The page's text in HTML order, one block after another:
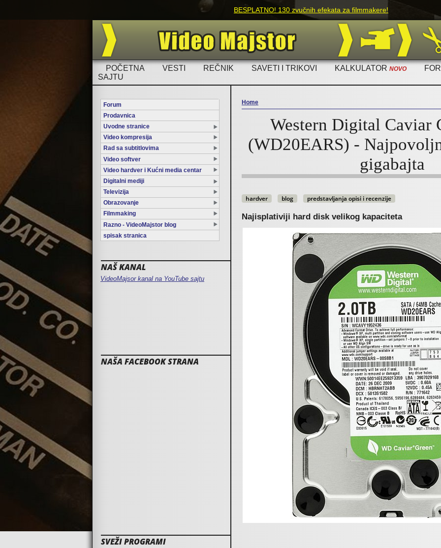
BESPLATNO! 130 zvučnih efekata za filmmakere!
POČETNA VESTI REČNIK SAVETI I TRIKOVI KALKULATOR NOVO
SAJTU
Forum
Prodavnica
Uvodne stranice
Video kompresija
Rad sa subtitlovima
Video softver
Video hardver i Kućni media centar
Digitalni mediji
Televizija
Obrazovanje
Filmmaking
Razno - VideoMajstor blog
spisak stranica
NAŠ KANAL
VideoMajsor kanal na YouTube sajtu
NAŠA FACEBOOK STRANA
SVEŽI PROGRAMI
You are here
Home
Western Digital Caviar
(WD20EARS) -
gigabajta
hardver blog predstavljanja opisi i recenzije
Najisplativiji hard disk velikog kapaciteta